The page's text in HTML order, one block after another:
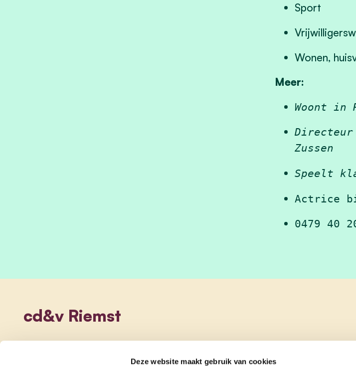
Deze website maakt gebruik van cookies
Sport
Wonen,
Meer:
Woont in
Directeur
Zussen
Speelt
Actrice
0479 40
cd&v Riemst